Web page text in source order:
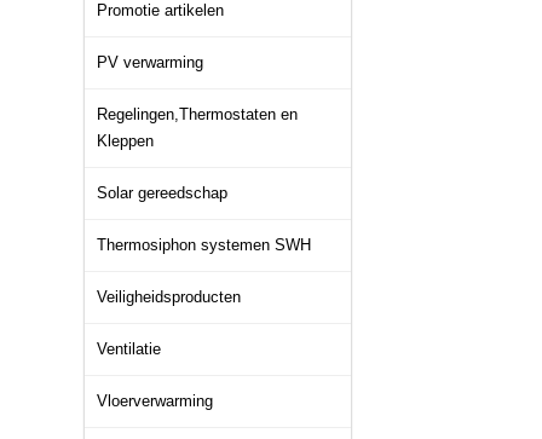
Promotie artikelen
PV verwarming
Regelingen,Thermostaten en
Kleppen
Solar gereedschap
Thermosiphon systemen SWH
Veiligheidsproducten
Ventilatie
Vloerverwarming